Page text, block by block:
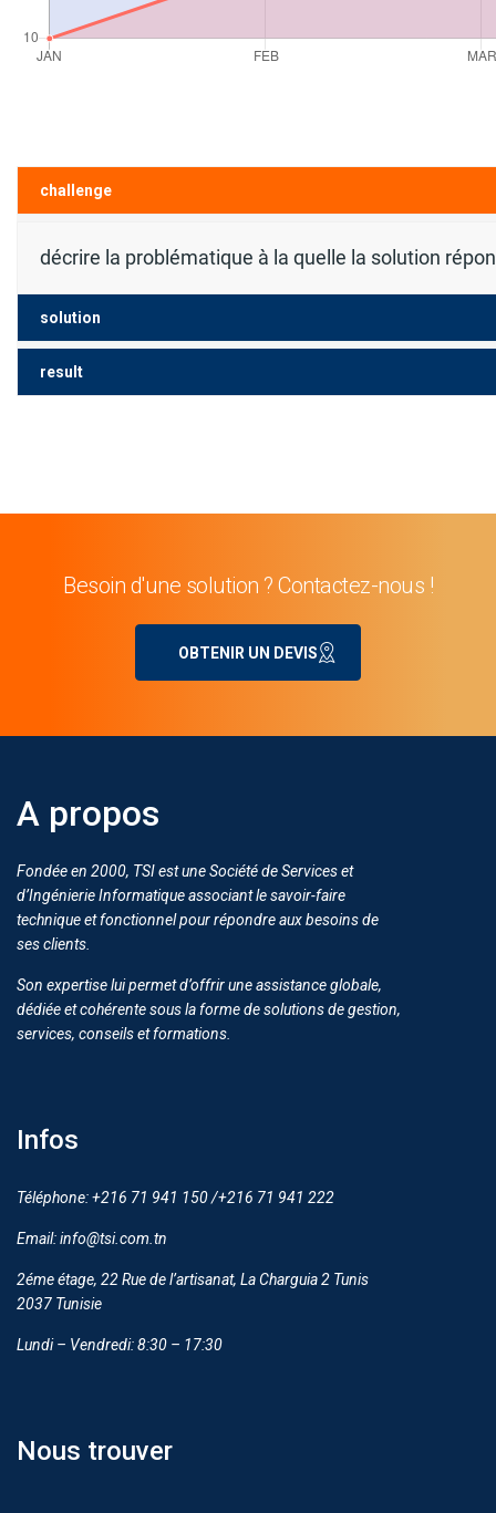
challenge
décrire la problématique à la quelle la solution
solution
result
Besoin d'une solution ? Contactez-nous !
OBTENIR UN DEVIS
A propos
Fondée en 2000, TSI est une Société de Services et
d’Ingénierie Informatique associant le savoir-faire
technique et fonctionnel pour répondre aux besoins de
ses clients.
Son expertise lui permet d’offrir une assistance globale,
dédiée et cohérente sous la forme de solutions de gestion,
services, conseils et formations.
Infos
Téléphone: +216 71 941 150 /+216 71 941 222
Email: info@tsi.com.tn
2éme étage, 22 Rue de l’artisanat, La Charguia 2 Tunis
2037 Tunisie
Lundi – Vendredi: 8:30 – 17:30
Nous trouver